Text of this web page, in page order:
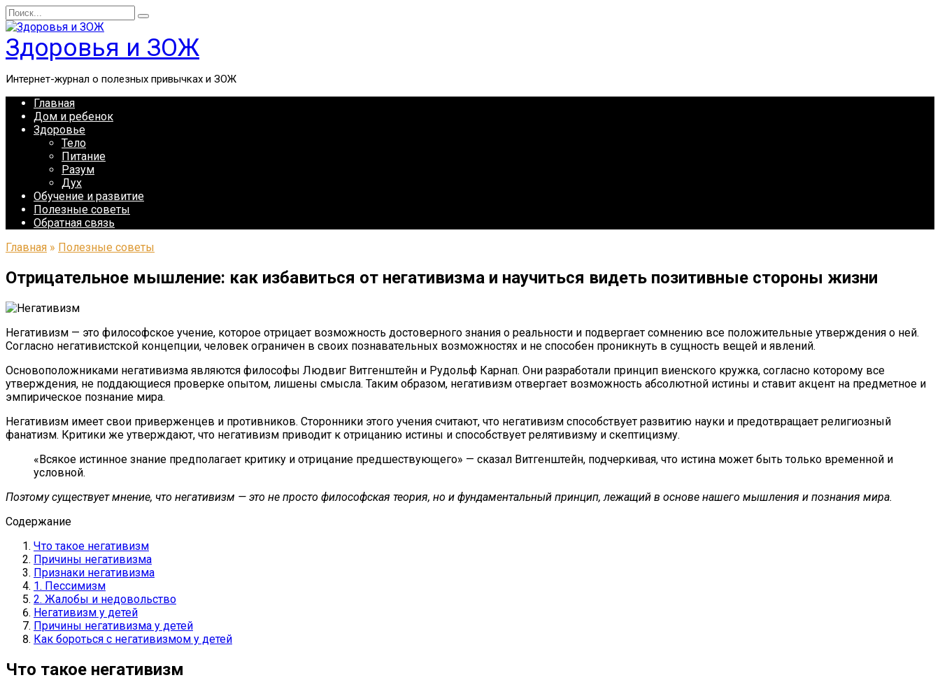
Перейти
к
содержанию
Search
for:
Здоровья и ЗОЖ
Интернет-журнал о полезных привычках и ЗОЖ
Главная
Дом и ребенок
Здоровье
Тело
Питание
Разум
Дух
Обучение и развитие
Полезные советы
Обратная связь
Главная » Полезные советы
Отрицательное мышление: как избавиться от негативизма и научиться видеть позитивные стороны жизни
Негативизм — это философское учение, которое отрицает возможность достоверного знания о реальности и подвергает сомнению все положительные утверждения о ней.
Согласно негативистской концепции, человек ограничен в своих познавательных возможностях и не способен проникнуть в сущность вещей и явлений.
Основоположниками негативизма являются философы Людвиг Витгенштейн и Рудольф Карнап. Они разработали принцип виенского кружка, согласно которому все
утверждения, не поддающиеся проверке опытом, лишены смысла. Таким образом, негативизм отвергает возможность абсолютной истины и ставит акцент на предметное и
эмпирическое познание мира.
Негативизм имеет свои приверженцев и противников. Сторонники этого учения считают, что негативизм способствует развитию науки и предотвращает религиозный
фанатизм. Критики же утверждают, что негативизм приводит к отрицанию истины и способствует релятивизму и скептицизму.
«Всякое истинное знание предполагает критику и отрицание предшествующего» — сказал Витгенштейн, подчеркивая, что истина может быть только временной и
условной.
Поэтому существует мнение, что негативизм — это не просто философская теория, но и фундаментальный принцип, лежащий в основе нашего мышления и познания мира.
Содержание
Что такое негативизм
Причины негативизма
Признаки негативизма
1. Пессимизм
2. Жалобы и недовольство
Негативизм у детей
Причины негативизма у детей
Как бороться с негативизмом у детей
Что такое негативизм